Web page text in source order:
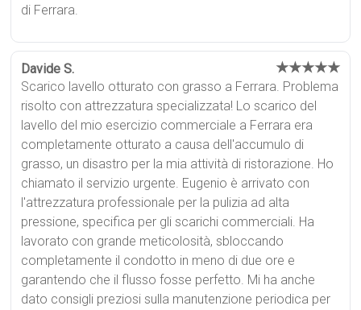
di Ferrara.
Davide S. ★★★★★
Scarico lavello otturato con grasso a Ferrara. Problema
risolto con attrezzatura specializzata! Lo scarico del
lavello del mio esercizio commerciale a Ferrara era
completamente otturato a causa dell'accumulo di
grasso, un disastro per la mia attività di ristorazione. Ho
chiamato il servizio urgente. Eugenio è arrivato con
l'attrezzatura professionale per la pulizia ad alta
pressione, specifica per gli scarichi commerciali. Ha
lavorato con grande meticolosità, sbloccando
completamente il condotto in meno di due ore e
garantendo che il flusso fosse perfetto. Mi ha anche
dato consigli preziosi sulla manutenzione periodica per